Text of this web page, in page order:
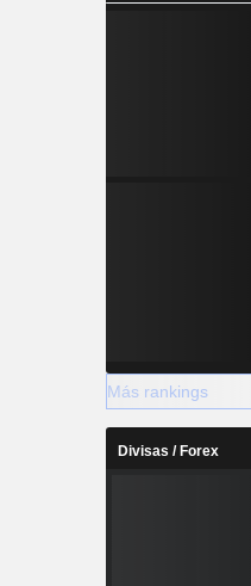
Más rankings
Divisas / Forex